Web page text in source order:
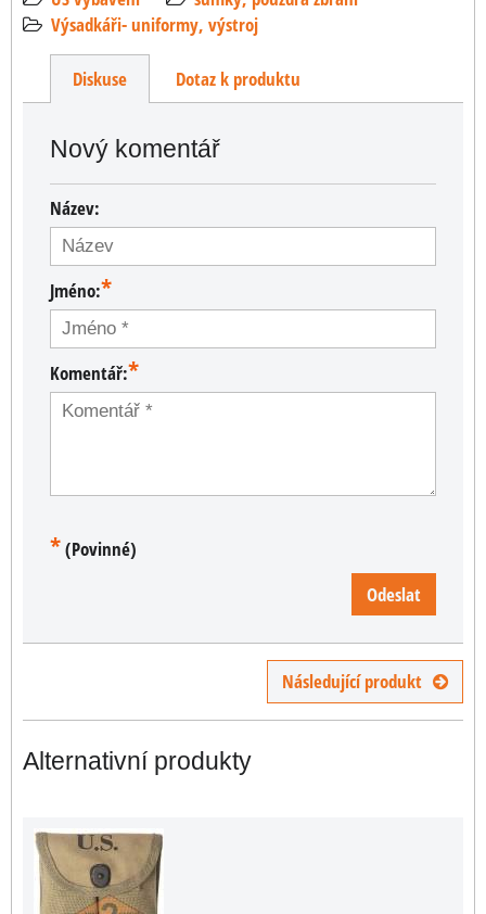
Výsadkáři- uniformy, výstroj
Diskuse Dotaz k produktu
Nový komentář
Název:
Jméno:*
Komentář:*
*(Povinné)
Odeslat
Následující produkt
Alternativní produkty